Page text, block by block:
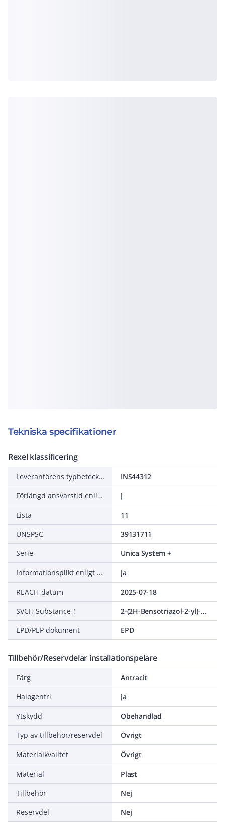
Tekniska specifikationer
Rexel klassificering
Leverantörens typbeteckning
INS44312
Förlängd ansvarstid enligt ALEM-09
J
Lista
11
UNSPSC
39131711
Serie
Unica System +
Informationsplikt enligt REACH
Ja
REACH-datum
2025-07-18
SVCH Substance 1
2-(2H-Bensotriazol-2-yl)-4-(1,1,3,3-tetrametylbutyl)fenol
EPD/PEP dokument
EPD
Tillbehör/Reservdelar installationspelare
Färg
Antracit
Halogenfri
Ja
Ytskydd
Obehandlad
Typ av tillbehör/reservdel
Övrigt
Materialkvalitet
Övrigt
Material
Plast
Tillbehör
Nej
Reservdel
Nej